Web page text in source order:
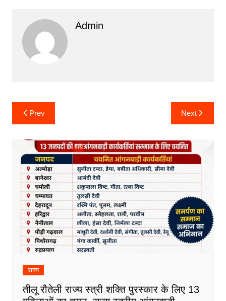
Admin
Post
navigation
Prev Next
राज्य
तीलू रौतेली राज्य स्त्री शक्ति पुरस्कार के लिए 13